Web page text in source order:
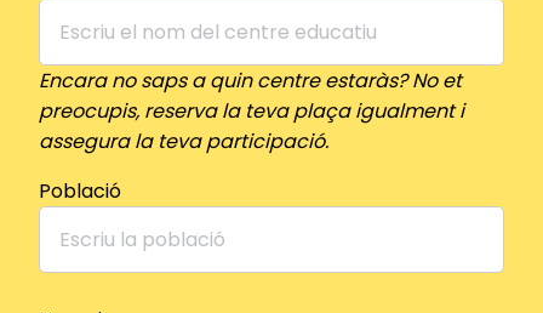
Encara no saps a quin centre estaràs? No et
preocupis, reserva la teva plaça igualment i
assegura la teva participació.
Població